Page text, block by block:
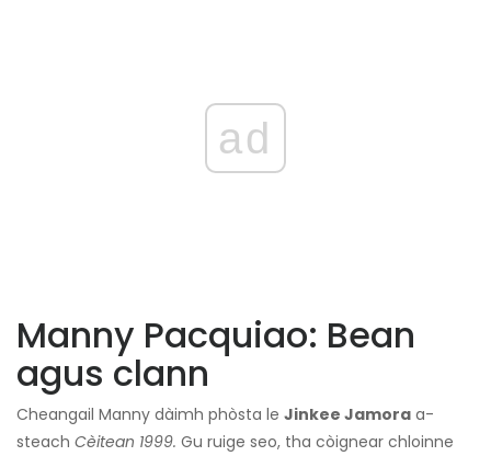
ad
Manny Pacquiao: Bean
agus clann
Cheangail Manny dàimh phòsta le Jinkee Jamora a-
steach Cèitean 1999. Gu ruige seo, tha còignear chloinne